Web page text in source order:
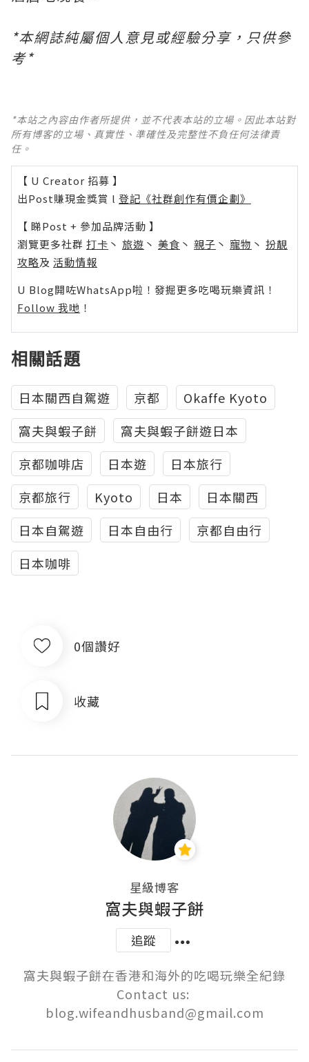
*本網誌純屬個人意見或經驗分享，只供參
考*
*本站之內容由作者所提供，並不代表本站的立場。因此本站對
所有博客的立場、真實性、準確性及完整性不負任何法律責
任。
【 U Creator 招募 】
出Post賺現金獎賞 l 登記《社群創作有價企劃》
【 睇Post + 參加品牌活動 】
瀏覽更多社群 打卡 丶 旅遊 丶 美食 丶 親子 丶 寵物 丶 扮靚
攻略及 活動情報
U Blog開咗WhatsApp啦！發掘更多吃喝玩樂資訊！
Follow 我哋 ！
相關話題
日本關西自駕遊 京都
Okaffe Kyoto
窩夫與蝦子餅
窩夫與蝦子餅遊日本
京都咖啡店
日本遊
日本旅行
京都旅行
Kyoto 日本
日本關西
日本自駕遊
日本自由行
京都自由行
日本咖啡
0個讚好
收藏
星級博客
窩夫與蝦子餅
追蹤
窩夫與蝦子餅在香港和海外的吃喝玩樂全紀錄
Contact us:
blog.wifeandhusband@gmail.com